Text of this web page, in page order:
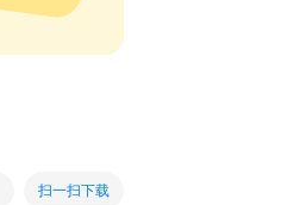
扫一扫下载